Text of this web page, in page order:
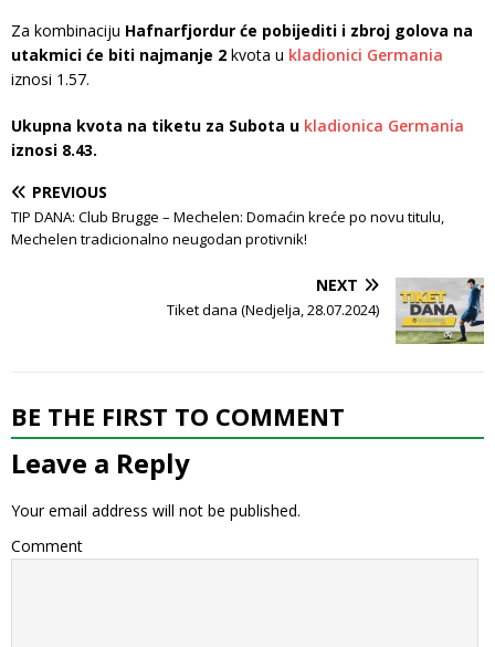
Za kombinaciju Hafnarfjordur će pobijediti i zbroj golova na
utakmici će biti najmanje 2 kvota u kladionici Germania
iznosi 1.57.
Ukupna kvota na tiketu za Subota u kladionica Germania
iznosi 8.43.
PREVIOUS
TIP DANA: Club Brugge – Mechelen: Domaćin kreće po novu titulu,
Mechelen tradicionalno neugodan protivnik!
NEXT
Tiket dana (Nedjelja, 28.07.2024)
BE THE FIRST TO COMMENT
Leave a Reply
Your email address will not be published.
Comment